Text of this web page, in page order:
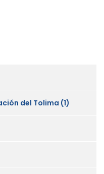
del Tolima (1)